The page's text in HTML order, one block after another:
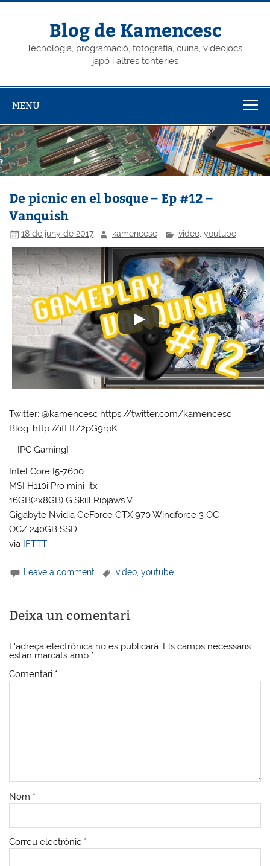
Skip
Blog de Kamencesc
Tecnologia, programació, fotografía, cuina, videojocs,
japó i altres tonteries
MENU
De picnic en el bosque – Ep #12 –
Vanquish
18 de juny de 2017 kamencesc video, youtube
Twitter: @kamencesc https://twitter.com/kamencesc
Blog: http://ift.tt/2pG9rpK
—[PC Gaming]—- – –
Intel Core I5-7600
MSI H110i Pro mini-itx
16GB(2x8GB) G.Skill Ripjaws V
Gigabyte Nvidia GeForce GTX 970 Windforce 3 OC
OCZ 240GB SSD
via IFTTT
Leave a comment video ,youtube
Deixa un comentari
L'adreça electrònica no es publicarà. Els camps necessaris
estan marcats amb *
Comentari *
Nom *
Correu electrònic *